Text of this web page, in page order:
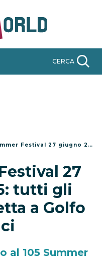
CERCA
27 giugno 2025: tutti gli artisti in scaletta a Golfo Aranci
27
tutti gli
a Golfo
al 105 Summer